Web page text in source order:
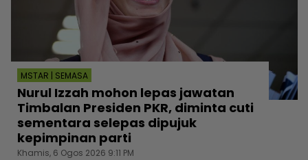
MSTAR | SEMASA
Nurul Izzah mohon lepas jawatan
Timbalan Presiden PKR, diminta cuti
sementara selepas dipujuk
kepimpinan parti
Khamis, 6 Ogos 2026 9:11 PM